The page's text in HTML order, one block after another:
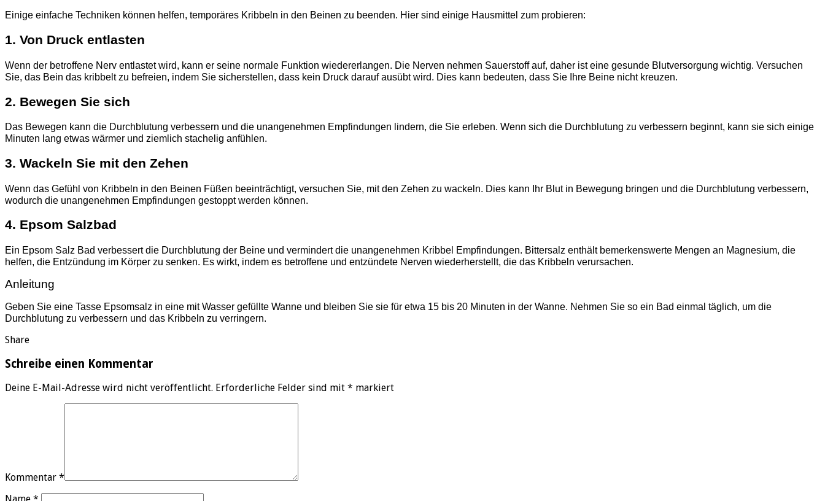
Einige einfache Techniken können helfen, temporäres Kribbeln in den Beinen zu beenden. Hier sind einige Hausmittel zum probieren:
1. Von Druck entlasten
Wenn der betroffene Nerv entlastet wird, kann er seine normale Funktion wiedererlangen. Die Nerven nehmen Sauerstoff auf, daher ist eine gesunde Blutversorgung wichtig. Versuchen
Sie, das Bein das kribbelt zu befreien, indem Sie sicherstellen, dass kein Druck darauf ausübt wird. Dies kann bedeuten, dass Sie Ihre Beine nicht kreuzen.
2. Bewegen Sie sich
Das Bewegen kann die Durchblutung verbessern und die unangenehmen Empfindungen lindern, die Sie erleben. Wenn sich die Durchblutung zu verbessern beginnt, kann sie sich einige
Minuten lang etwas wärmer und ziemlich stachelig anfühlen.
3. Wackeln Sie mit den Zehen
Wenn das Gefühl von Kribbeln in den Beinen Füßen beeinträchtigt, versuchen Sie, mit den Zehen zu wackeln. Dies kann Ihr Blut in Bewegung bringen und die Durchblutung verbessern,
wodurch die unangenehmen Empfindungen gestoppt werden können.
4. Epsom Salzbad
Ein Epsom Salz Bad verbessert die Durchblutung der Beine und vermindert die unangenehmen Kribbel Empfindungen. Bittersalz enthält bemerkenswerte Mengen an Magnesium, die
helfen, die Entzündung im Körper zu senken. Es wirkt, indem es betroffene und entzündete Nerven wiederherstellt, die das Kribbeln verursachen.
Anleitung
Geben Sie eine Tasse Epsomsalz in eine mit Wasser gefüllte Wanne und bleiben Sie sie für etwa 15 bis 20 Minuten in der Wanne. Nehmen Sie so ein Bad einmal täglich, um die
Durchblutung zu verbessern und das Kribbeln zu verringern.
Share
Schreibe einen Kommentar
Deine E-Mail-Adresse wird nicht veröffentlicht. Erforderliche Felder sind mit * markiert
Kommentar *
Name *